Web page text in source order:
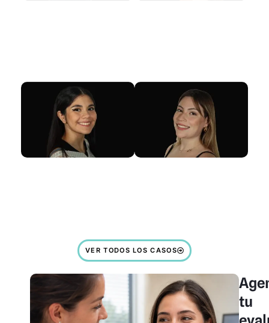
VER TODOS LOS CASOS
tu